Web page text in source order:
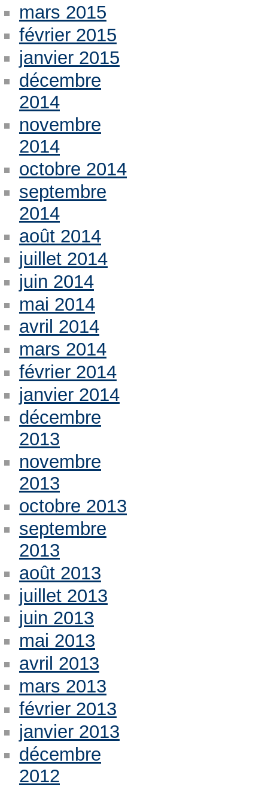
mars 2015
février 2015
janvier 2015
décembre
2014
novembre
2014
octobre 2014
septembre
2014
août 2014
juillet 2014
juin 2014
mai 2014
avril 2014
mars 2014
février 2014
janvier 2014
décembre
2013
novembre
2013
octobre 2013
septembre
2013
août 2013
juillet 2013
juin 2013
mai 2013
avril 2013
mars 2013
février 2013
janvier 2013
décembre
2012